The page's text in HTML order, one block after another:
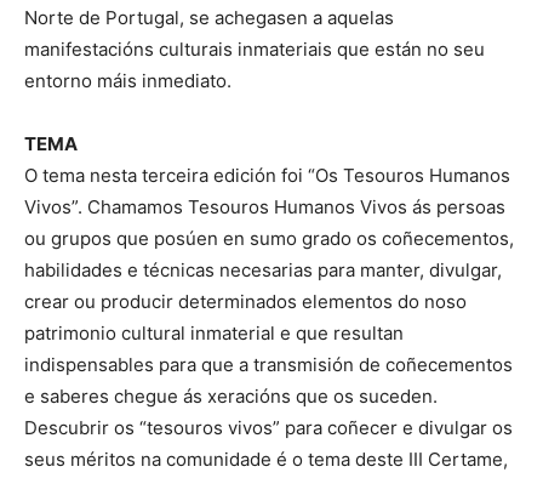
Norte de Portugal, se achegasen a aquelas
manifestacións culturais inmateriais que están no seu
entorno máis inmediato.
TEMA
O tema nesta terceira edición foi “Os Tesouros Humanos
Vivos”. Chamamos Tesouros Humanos Vivos ás persoas
ou grupos que posúen en sumo grado os coñecementos,
habilidades e técnicas necesarias para manter, divulgar,
crear ou producir determinados elementos do noso
patrimonio cultural inmaterial e que resultan
indispensables para que a transmisión de coñecementos
e saberes chegue ás xeracións que os suceden.
Descubrir os “tesouros vivos” para coñecer e divulgar os
seus méritos na comunidade é o tema deste III Certame,